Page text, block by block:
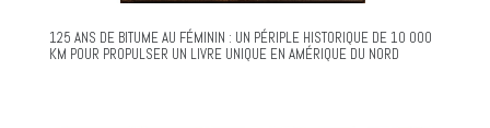
125 ANS DE BITUME AU FÉMININ : UN PÉRIPLE HISTORIQUE DE 10 000
KM POUR PROPULSER UN LIVRE UNIQUE EN AMÉRIQUE DU NORD